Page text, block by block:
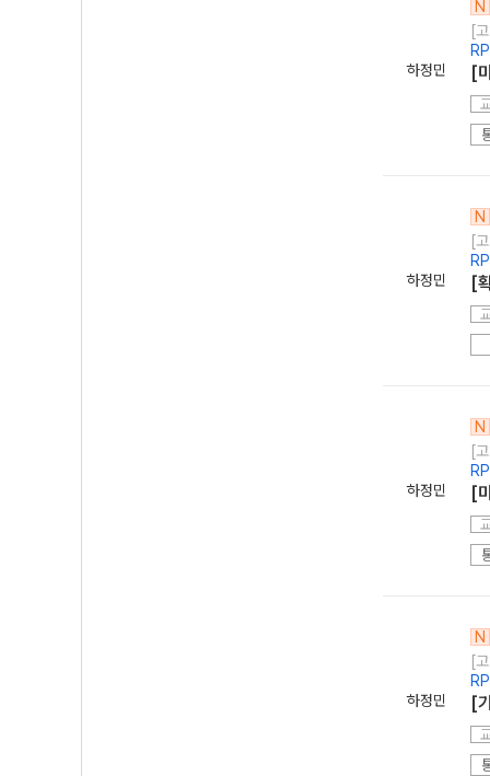
하정민
N
[
[
하정민
N
[
[
하정민
N
[
[
하정민
N
[
[